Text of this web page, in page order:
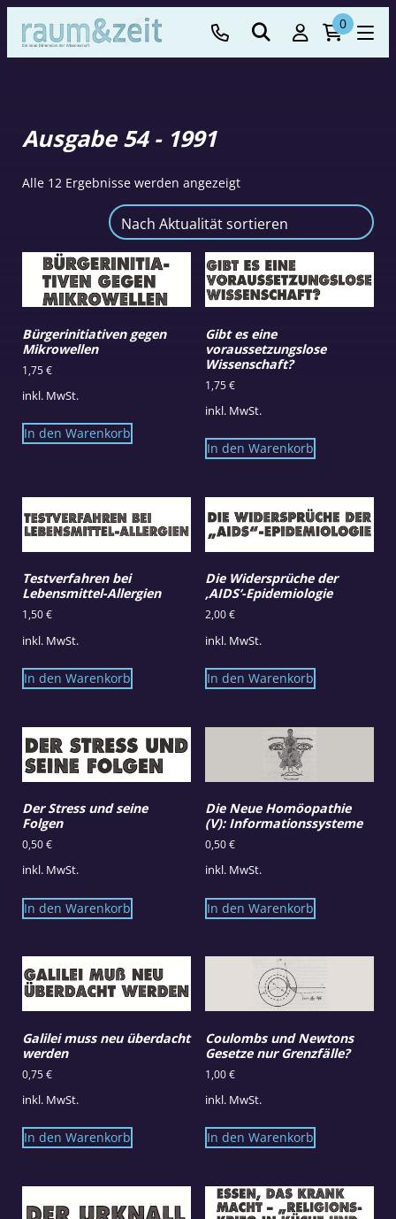
0
Ausgabe 54 - 1991
Alle 12 Ergebnisse werden angezeigtNach
sortiert
Bürgerinitiativen gegen
Mikrowellen
1,75€
inkl. MwSt.
In den Warenkorb
Gibt es eine
voraussetzungslose
Wissenschaft?
1,75€
inkl. MwSt.
In den Warenkorb
Testverfahren bei
Lebensmittel-Allergien
1,50€
inkl. MwSt.
In den Warenkorb
Die Widersprüche der
‚AIDS‘-Epidemiologie
2,00€
inkl. MwSt.
In den Warenkorb
Der Stress und seine
Folgen
0,50€
inkl. MwSt.
In den Warenkorb
Die Neue Homöopathie
(V): Informationssysteme
0,50€
inkl. MwSt.
In den Warenkorb
Galilei muss neu überdacht
werden
0,75€
inkl. MwSt.
In den Warenkorb
Coulombs und Newtons
Gesetze nur Grenzfälle?
1,00€
inkl. MwSt.
In den Warenkorb